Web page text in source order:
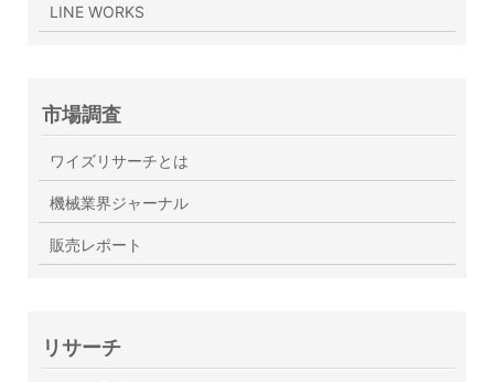
LINE WORKS
市場調査
ワイズリサーチとは
機械業界ジャーナル
販売レポート
リサーチ